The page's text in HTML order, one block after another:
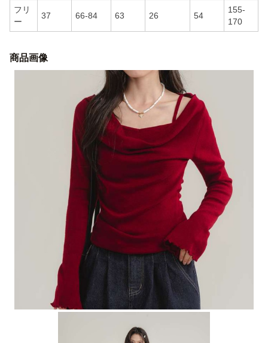
フリ
ー
37 66-84 63 26 54
155-
170
商品画像